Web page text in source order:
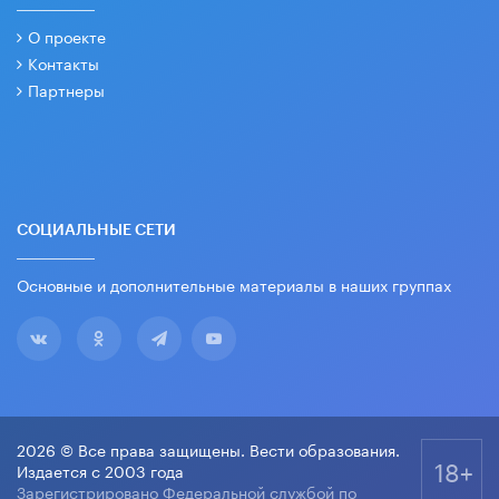
О проекте
Контакты
Партнеры
СОЦИАЛЬНЫЕ СЕТИ
Основные и дополнительные материалы в наших группах
2026 © Все права защищены. Вести образования.
Издается с 2003 года
Зарегистрировано Федеральной службой по
18+